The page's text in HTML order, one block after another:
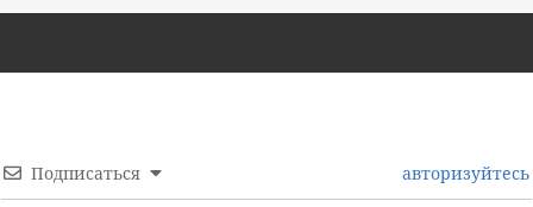
Подписаться авторизуйтесь